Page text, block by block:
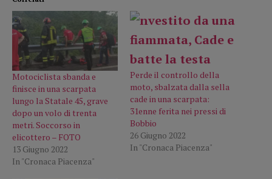
Motociclista sbanda e
finisce in una scarpata
lungo la Statale 45, grave
dopo un volo di trenta
metri. Soccorso in
elicottero – FOTO
13 Giugno 2022
In "Cronaca Piacenza"
Perde il controllo della
moto, sbalzata dalla sella
cade in una scarpata:
31enne ferita nei pressi di
Bobbio
26 Giugno 2022
In "Cronaca Piacenza"